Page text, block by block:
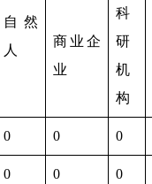
自然
人
商业企
业
科
研
机
构
0 0 0
0 0 0